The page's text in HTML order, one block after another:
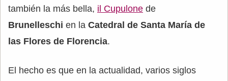
también la más bella, il Cupulone de
Brunelleschi en la Catedral de Santa María de
las Flores de Florencia.
El hecho es que en la actualidad, varios siglos